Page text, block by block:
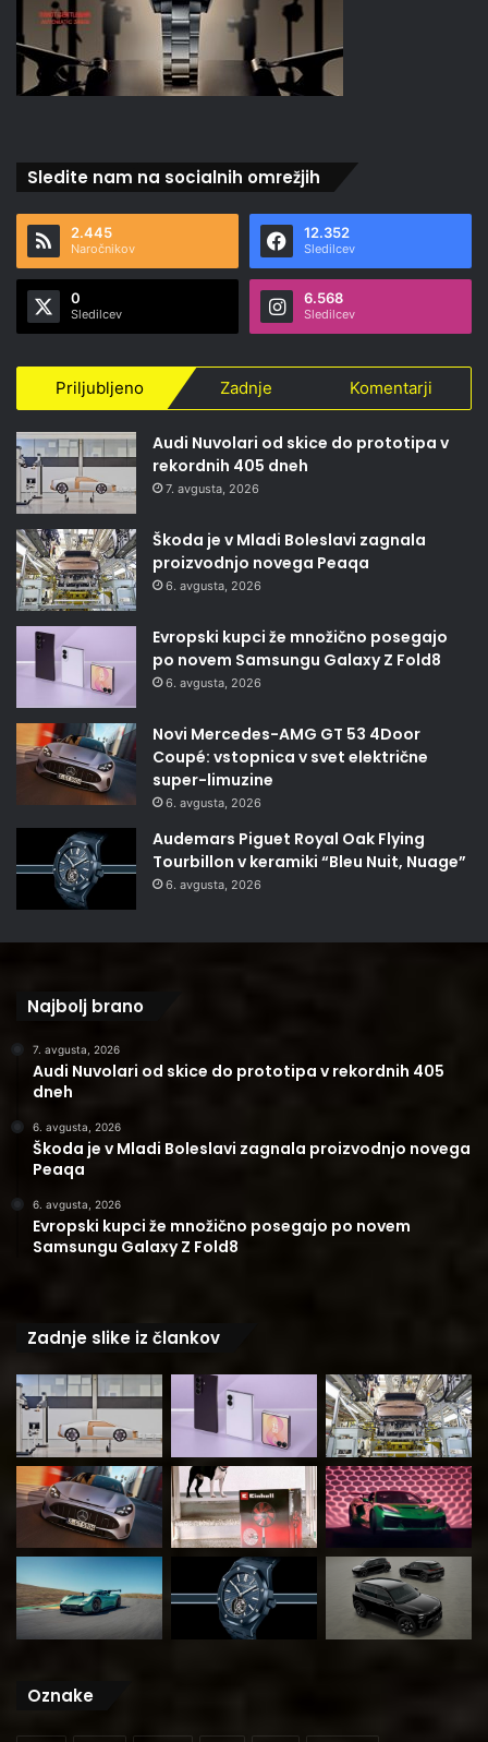
Sledite nam na socialnih omrežjih
2.445
Naročnikov
12.352
Sledilcev
0
Sledilcev
6.568
Sledilcev
Priljubljeno Zadnje Komentarji
Audi Nuvolari od skice do prototipa v
rekordnih 405 dneh
7. avgusta, 2026
Škoda je v Mladi Boleslavi zagnala
proizvodnjo novega Peaqa
6. avgusta, 2026
Evropski kupci že množično posegajo
po novem Samsungu Galaxy Z Fold8
6. avgusta, 2026
Novi Mercedes-AMG GT 53 4Door
Coupé: vstopnica v svet električne
super-limuzine
6. avgusta, 2026
Audemars Piguet Royal Oak Flying
Tourbillon v keramiki “Bleu Nuit, Nuage”
6. avgusta, 2026
Najbolj brano
7. avgusta, 2026
Audi Nuvolari od skice do prototipa v rekordnih 405
dneh
6. avgusta, 2026
Škoda je v Mladi Boleslavi zagnala proizvodnjo novega
Peaqa
6. avgusta, 2026
Evropski kupci že množično posegajo po novem
Samsungu Galaxy Z Fold8
Zadnje slike iz člankov
Oznake